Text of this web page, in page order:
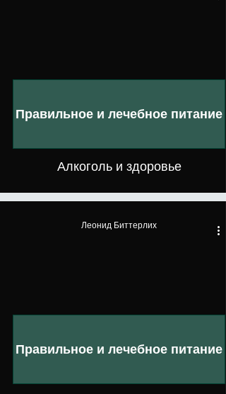
Алкоголь и здоровье
Правильное и лечебное питание
Правильное и лечебное питание
Леонид Биттерлих